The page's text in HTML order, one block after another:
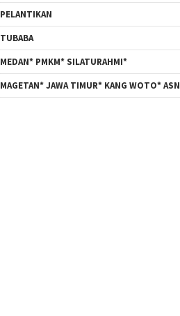
PELANTIKAN
TUBABA
MEDAN* PMKM* SILATURAHMI*
MAGETAN* JAWA TIMUR* KANG WOTO* ASN